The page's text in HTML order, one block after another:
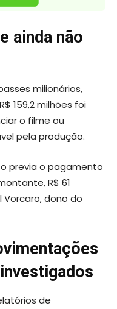
ainda não
milionários,
159,2 milhões foi
o filme ou
pela produção.
previa o pagamento
R$ 61
dono do
de